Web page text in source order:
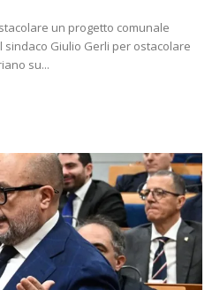
un progetto comunale
Giulio Gerli per ostacolare
su...